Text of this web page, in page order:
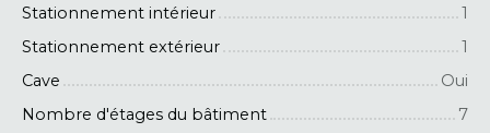
Stationnement intérieur
1
Stationnement extérieur
1
Cave
Oui
Nombre d'étages du bâtiment
7